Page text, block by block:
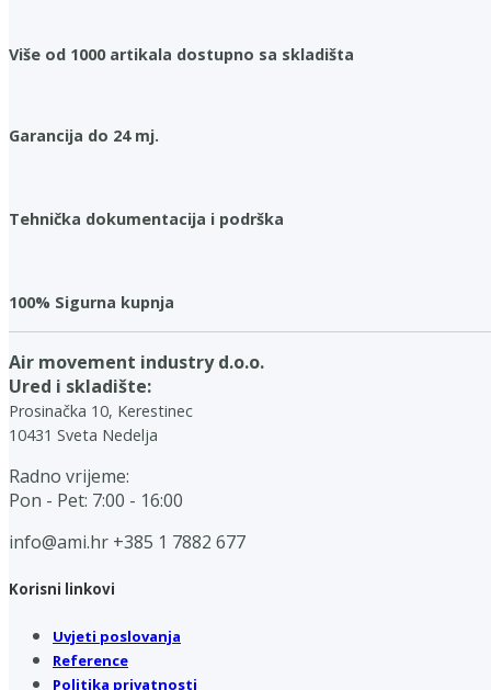
Više od 1000 artikala dostupno sa skladišta
Garancija do 24 mj.
Tehnička dokumentacija i podrška
100% Sigurna kupnja
Air movement industry d.o.o.
Ured i skladište:
Prosinačka 10, Kerestinec
10431 Sveta Nedelja
Radno vrijeme:
Pon - Pet: 7:00 - 16:00
info@ami.hr +385 1 7882 677
Korisni linkovi
Uvjeti poslovanja
Reference
Politika privatnosti